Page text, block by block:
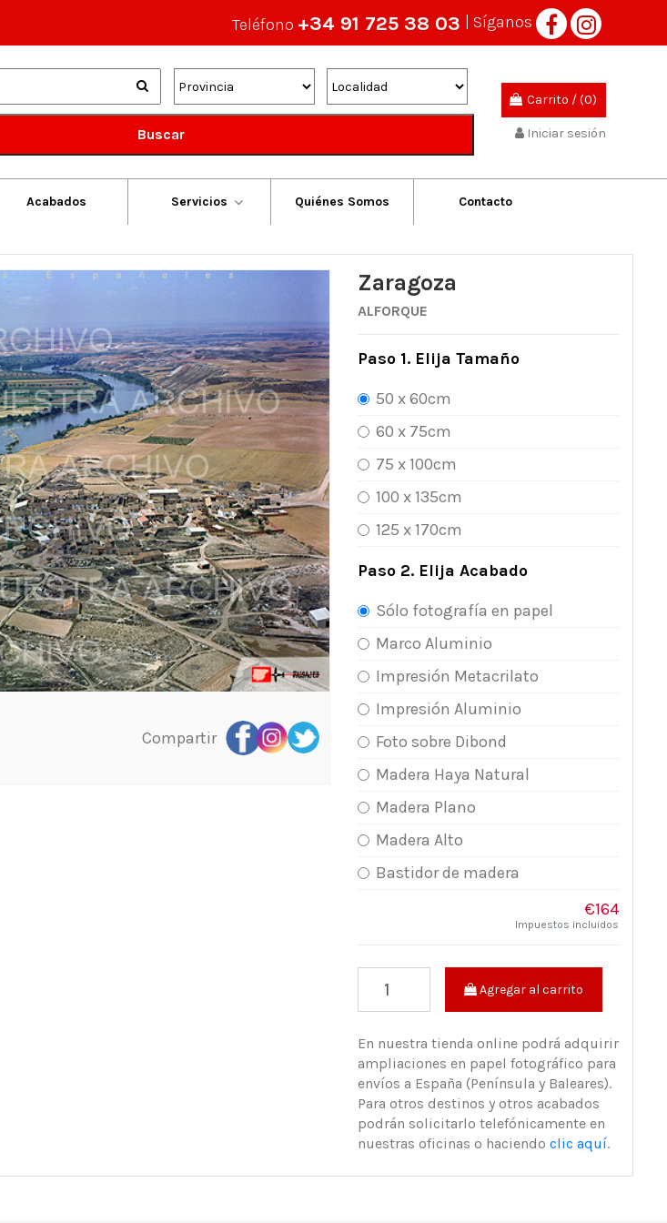
Teléfono +34 91 725 38 03 | Síganos
Buscar
Carrito /(0)
Iniciar sesión
Acabados Servicios Quiénes Somos Contacto
Compartir
Zaragoza
ALFORQUE
Paso 1. Elija Tamaño
50 x 60cm
60 x 75cm
75 x 100cm
100 x 135cm
125 x 170cm
Paso 2. Elija Acabado
Sólo fotografía en papel
Marco Aluminio
Impresión Metacrilato
Impresión Aluminio
Foto sobre Dibond
Madera Haya Natural
Madera Plano
Madera Alto
Bastidor de madera
€164
Impuestos incluidos
Agregar al carrito
En nuestra tienda online podrá adquirir
ampliaciones en papel fotográfico para
envíos a España (Península y Baleares).
Para otros destinos y otros acabados
podrán solicitarlo telefónicamente en
nuestras oficinas o haciendo clic aquí.